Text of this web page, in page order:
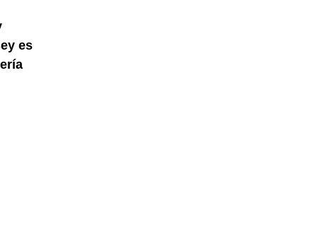
es